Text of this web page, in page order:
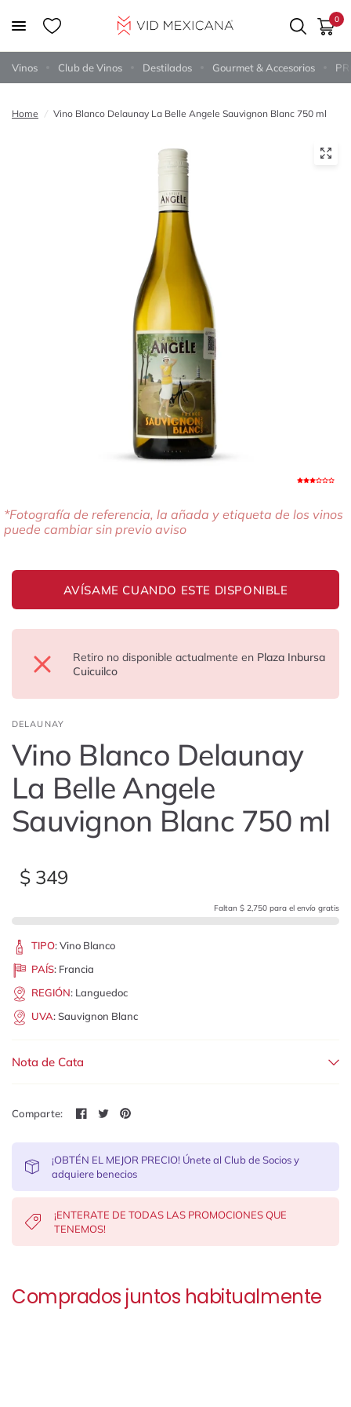
0
Vinos Club de Vinos Destilados Gourmet & Accesorios
Home / Vino Blanco Delaunay La Belle Angele Sauvignon Blanc 750 ml
*Fotografía de referencia, la añada y etiqueta de los vinos
puede cambiar sin previo aviso
AVÍSAME CUANDO ESTE DISPONIBLE
Retiro no disponible actualmente en Plaza Inbursa
Cuicuilco
DELAUNAY
Vino Blanco Delaunay
La Belle Angele
Sauvignon Blanc 750 ml
$ 349
Faltan $ 2,750 para el envío gratis
TIPO:Vino Blanco
PAÍS: Francia
REGIÓN: Languedoc
UVA:Sauvignon Blanc
Nota de Cata
Comparte:
¡OBTÉN EL MEJOR PRECIO! Únete al Club de Socios y
adquiere benecios
¡ENTERATE DE TODAS LAS PROMOCIONES QUE
TENEMOS!
Comprados juntos habitualmente